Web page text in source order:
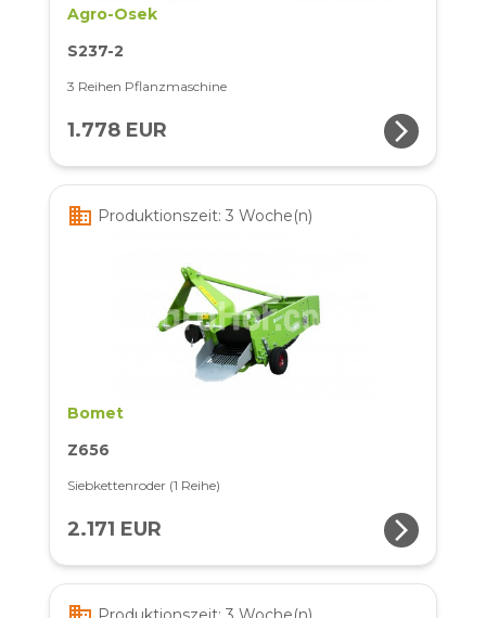
Agro-Osek
S237-2
3 Reihen Pflanzmaschine
1.778 EUR arrow_forward_ios
business Produktionszeit: 3 Woche(n)
Bomet
Z656
Siebkettenroder (1 Reihe)
2.171 EUR arrow_forward_ios